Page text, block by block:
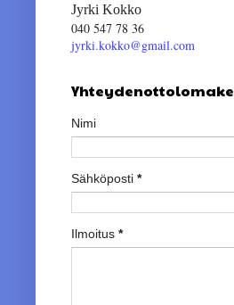
Jyrki Kokko
040 547 78 36
jyrki.kokko@gmail.com
Yhteydenottolomake
Nimi
Sähköposti *
Ilmoitus *